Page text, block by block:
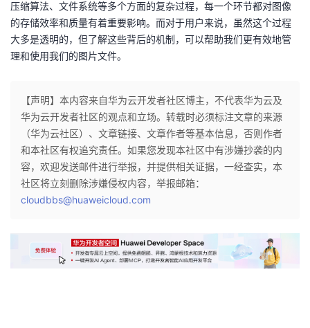
压缩算法、文件系统等多个方面的复杂过程，每一个环节都对图像
的存储效率和质量有着重要影响。而对于用户来说，虽然这个过程
大多是透明的，但了解这些背后的机制，可以帮助我们更有效地管
理和使用我们的图片文件。
【声明】本内容来自华为云开发者社区博主，不代表华为云及
华为云开发者社区的观点和立场。转载时必须标注文章的来源
（华为云社区）、文章链接、文章作者等基本信息，否则作者
和本社区有权追究责任。如果您发现本社区中有涉嫌抄袭的内
容，欢迎发送邮件进行举报，并提供相关证据，一经查实，本
社区将立刻删除涉嫌侵权内容，举报邮箱：
cloudbbs@huaweicloud.com